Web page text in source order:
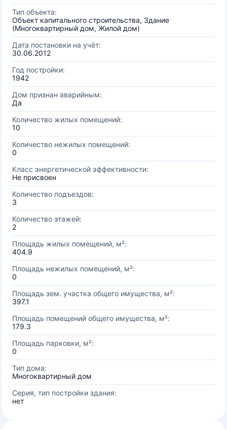
Тип объекта:
Объект капитального строительства, Здание
(Многоквартирный дом, Жилой дом)
Дата постановки на учёт:
30.06.2012
Год постройки:
1942
Дом признан аварийным:
Да
Количество жилых помещений:
10
Количество нежилых помещений:
0
Класс энергетической эффективности:
Не присвоен
Количество подъездов:
3
Количество этажей:
2
Площадь жилых помещений, м²:
404.9
Площадь нежилых помещений, м²:
0
Площадь зем. участка общего имущества, м²:
397.1
Площадь помещений общего имущества, м²:
179.3
Площадь парковки, м²:
0
Тип дома:
Многоквартирный дом
Серия, тип постройки здания:
нет